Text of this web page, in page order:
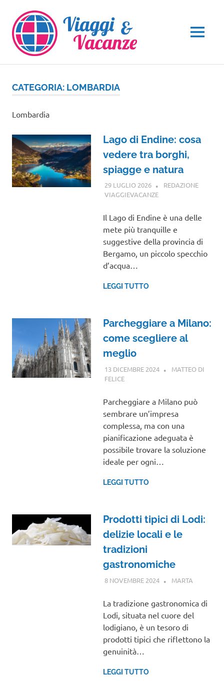
contenuto
MENU
CATEGORIA: LOMBARDIA
Lombardia
Lago di Endine: cosa
vedere tra borghi,
spiagge e natura
29 LUGLIO 2026
REDAZIONE
VIAGGIEVACANZELOMBARDIA
Il Lago di Endine è una delle
mete più tranquille e
suggestive della provincia di
Bergamo, un piccolo specchio
d’acqua…
LEGGI TUTTO
Parcheggiare a Milano:
come scegliere al
meglio
13 DICEMBRE 2024
MATTEO DI
FELICELOMBARDIA
Parcheggiare a Milano può
sembrare un’impresa
complessa, ma con una
pianificazione adeguata è
possibile trovare la soluzione
ideale per ogni…
LEGGI TUTTO
Prodotti tipici di Lodi:
delizie locali e le
tradizioni
gastronomiche
8 NOVEMBRE 2024 MARTA
La tradizione gastronomica di
Lodi, situata nel cuore del
lodigiano, è un tesoro di
prodotti tipici che riflettono la
genuinità…
LEGGI TUTTO